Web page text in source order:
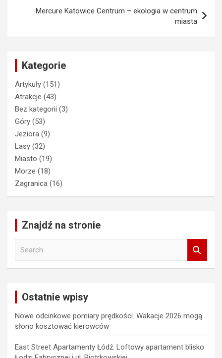
Mercure Katowice Centrum – ekologia w centrum
miasta
Kategorie
Artykuły (151)
Atrakcje (43)
Bez kategorii (3)
Góry (53)
Jeziora (9)
Lasy (32)
Miasto (19)
Morze (18)
Zagranica (16)
Znajdź na stronie
Ostatnie wpisy
Nowe odcinkowe pomiary prędkości. Wakacje 2026 mogą
słono kosztować kierowców
East Street Apartamenty Łódź. Loftowy apartament blisko